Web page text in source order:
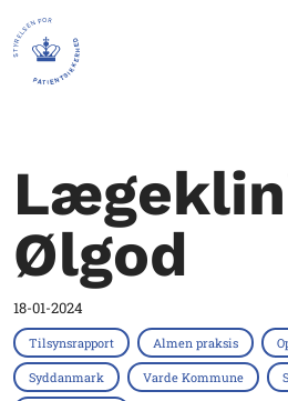
Ølgod
18-01-2024
Tilsynsrapport Almen praksis
Syddanmark Varde Kommune